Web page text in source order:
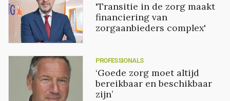
'Transitie in de zorg maakt
financiering van
zorgaanbieders complex'
PROFESSIONALS
‘Goede zorg moet altijd
bereikbaar en beschikbaar
zijn’